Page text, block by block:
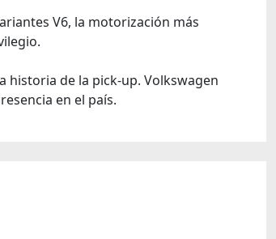
V6, la motorización más
historia de la pick-up. Volkswagen
en el país.